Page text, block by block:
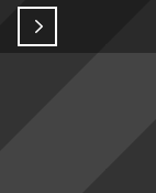
